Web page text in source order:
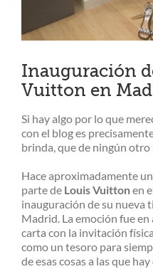
Inauguración
Vuitton en
Si hay algo por lo que
con el blog es
brinda, que de ningún
Hace aproximadamente
parte de Louis Vuittonen
inauguración de su nueva
Madrid. La emoción fue
carta con la invitación
como un tesoro para
de esas cosas a las que hay